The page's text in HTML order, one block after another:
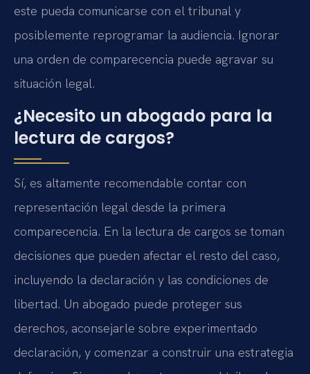
este pueda comunicarse con el tribunal y
posiblemente reprogramar la audiencia. Ignorar
una orden de comparecencia puede agravar su
situación legal.
¿Necesito un abogado para la
lectura de cargos?
Sí, es altamente recomendable contar con
representación legal desde la primera
comparecencia. En la lectura de cargos se toman
decisiones que pueden afectar el resto del caso,
incluyendo la declaración y las condiciones de
libertad. Un abogado puede proteger sus
derechos, aconsejarle sobre experimentado
declaración, y comenzar a construir una estrategia